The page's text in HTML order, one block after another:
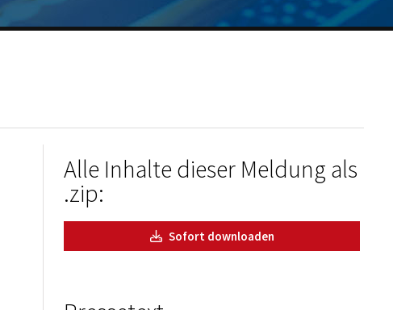
Alle Inhalte dieser Meldung als
.zip:
Sofort downloaden